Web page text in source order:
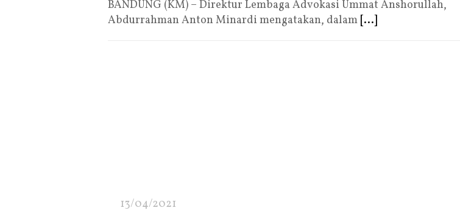
BANDUNG (KM) – Direktur Lembaga Advokasi Ummat Anshorullah,
Abdurrahman Anton Minardi mengatakan, dalam [...]
13/04/2021